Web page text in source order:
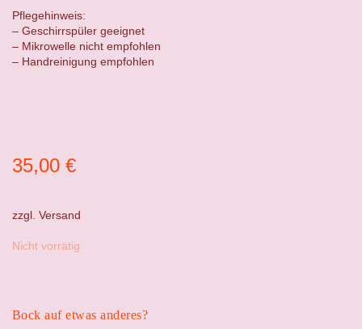
zzgl. Versand
35,00 €
Nicht vorrätig
Pflegehinweis:
– Geschirrspüler geeignet
– Mikrowelle nicht empfohlen
– Handreinigung empfohlen
Bock auf etwas anderes?